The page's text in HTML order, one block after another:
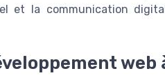
et la communication
web